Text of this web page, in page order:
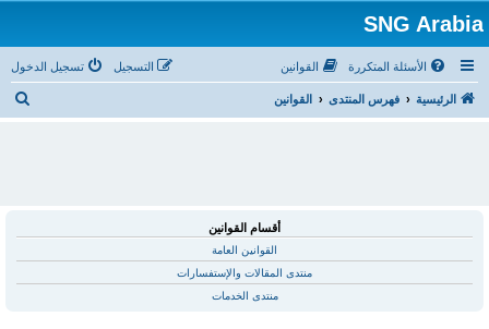
SNG Arabia
الأسئلة المتكررة القوانين تسجيل الدخول التسجيل
الرئيسية فهرس المنتدى القوانين
أقسام القوانين
القوانين العامة
منتدى المقالات والإستفسارات
منتدى الخدمات